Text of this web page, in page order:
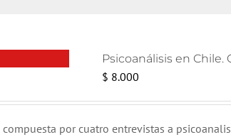
Psicoanálisis en
$ 8.000
por cuatro entrevistas a